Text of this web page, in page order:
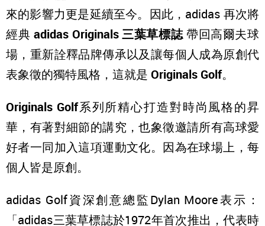
來的影響力更是延續至今。因此，adidas 再次將
經典 adidas Originals 三葉草標誌帶回高爾夫球
場，重新詮釋品牌傳承以及讓每個人成為原創代
表象徵的獨特風格，這就是 Originals Golf。
Originals Golf系列所精心打造對時尚風格的昇
華，有著對細節的講究，也象徵邀請所有高球愛
好者一同加入這項運動文化。因為在球場上，每
個人皆是原創。
adidas Golf資深創意總監Dylan Moore表示：
「adidas三葉草標誌於1972年首次推出，代表時